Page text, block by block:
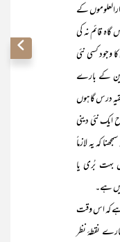
کے
قائم نہ کی
وجود کسی نئی
کے بارے
درس گاہوں
نئی دینی
کہ یہ لازماً
بہت بُری یا
ہے۔
اس وقت
نقطۂ نظر